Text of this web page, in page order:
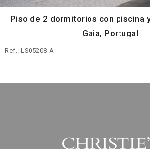
Piso de 2 dormitorios con piscina
Gaia, Portugal
Ref.: LS05208-A